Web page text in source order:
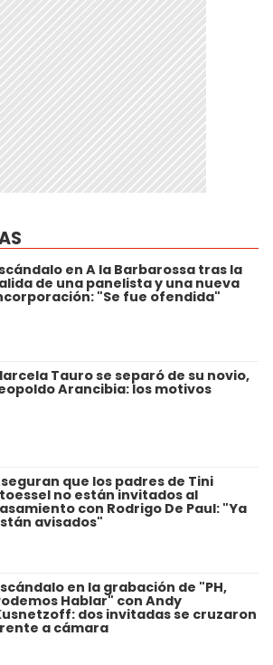
en A la Barbarossa tras la
de una panelista y una nueva
"Se fue ofendida"
Tauro se separó de su novio,
Arancibia: los motivos
que los padres de Tini
no están invitados al
con Rodrigo De Paul: "Ya
avisados"
en la grabación de "PH,
Hablar" con Andy
dos invitadas se cruzaron
a cámara